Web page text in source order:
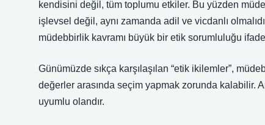
kendisini değil, tüm toplumu etkiler. Bu yüzden
işlevsel değil, aynı zamanda adil ve vicdanlı
müdebbirlik kavramı büyük bir etik sorumluluğu
Günümüzde sıkça karşılaşılan “etik ikilemler”,
değerler arasında seçim yapmak zorunda kalabilir.
uyumlu olandır.